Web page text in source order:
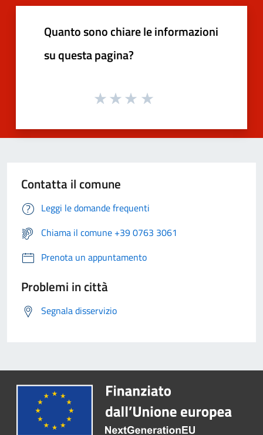
Quanto sono chiare le informazioni
su questa pagina?
Contatta il comune
Leggi le domande frequenti
Chiama il comune +39 0763 3061
Prenota un appuntamento
Problemi in città
Segnala disservizio